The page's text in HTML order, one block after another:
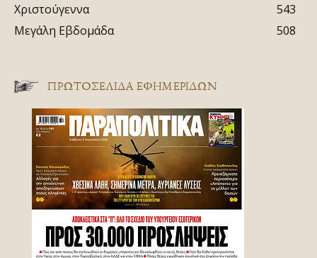
Χριστούγεννα
543
Μεγάλη Εβδομάδα
508
ΠΡΩΤΟΣΈΛΙΔΑ ΕΦΗΜΕΡΊΔΩΝ